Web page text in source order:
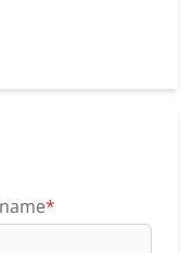
*